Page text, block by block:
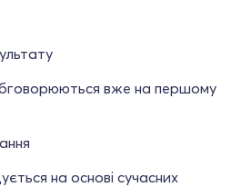
вже на першому
на основі сучасних